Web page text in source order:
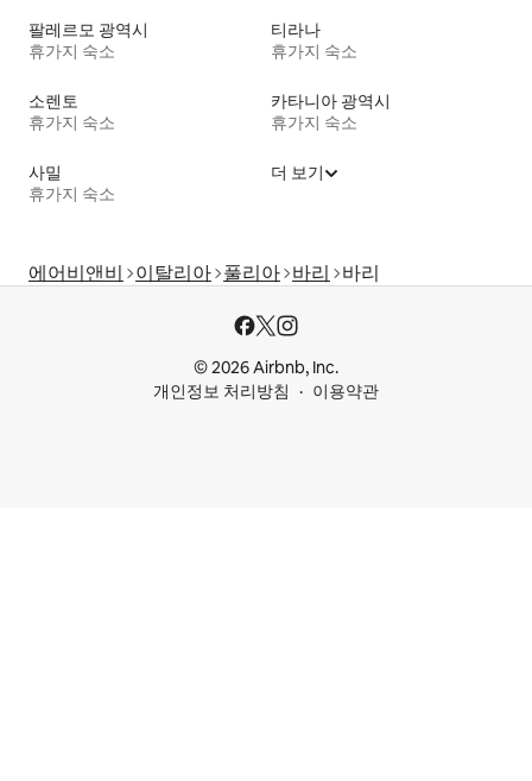
팔레르모 광역시
휴가지 숙소
티라나
휴가지 숙소
소렌토
휴가지 숙소
카타니아 광역시
휴가지 숙소
사밀
휴가지 숙소
더 보기
에어비앤비 이탈리아 풀리아 바리 바리
© 2026 Airbnb, Inc.
개인정보 처리방침
이용약관